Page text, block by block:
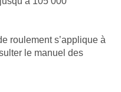
roulement s’applique à
le manuel des